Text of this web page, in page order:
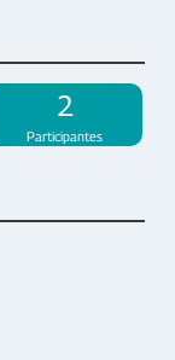
2
Participantes